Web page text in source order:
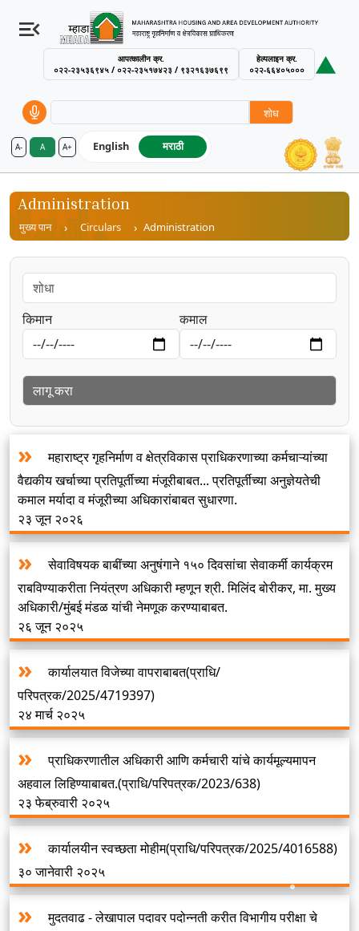
आपत्कालीन क्र.
०२२-२३५३६९४५ / ०२२-२३५१७४२३ / ९३२१६३७६९९
हेल्पलाइन क्र.
०२२-६६४०५०००
A- A A+ English मराठी
MHADA – Maharashtra Housing
Administration
Breadcrumb
मुख्य पान Circulars Administration
किमान कमाल
महाराष्ट्र गृहनिर्माण व क्षेत्रविकास प्राधिकरणाच्या कर्मचाऱ्यांच्या
वैद्यकीय खर्चाच्या प्रतिपूर्तीच्या मंजूरीबाबत... प्रतिपूर्तीच्या अनुज्ञेयतेची
कमाल मर्यादा व मंजूरीच्या अधिकारांबाबत सुधारणा.
२३ जून २०२६
सेवाविषयक बाबींच्या अनुषंगाने १५० दिवसांचा सेवाकर्मी कार्यक्रम
राबविण्याकरीता नियंत्रण अधिकारी म्हणून श्री. मिलिंद बोरीकर, मा. मुख्य
अधिकारी/मुंबई मंडळ यांची नेमणूक करण्याबाबत.
२६ जून २०२५
कार्यालयात विजेच्या वापराबाबत(प्राधि/
परिपत्रक/2025/4719397)
२४ मार्च २०२५
प्राधिकरणातील अधिकारी आणि कर्मचारी यांचे कार्यमूल्यमापन
अहवाल लिहिण्याबाबत.(प्राधि/परिपत्रक/2023/638)
२३ फेब्रुवारी २०२५
कार्यालयीन स्वच्छता मोहीम(प्राधि/परिपत्रक/2025/4016588)
३० जानेवारी २०२५
मुदतवाढ - लेखापाल पदावर पदोन्नती करीत विभागीय परीक्षा चे